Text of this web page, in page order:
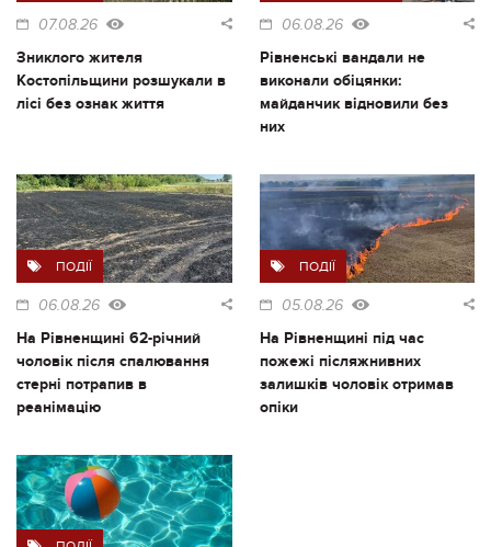
07.08.26
Зниклого жителя
Костопільщини розшукали в
лісі без ознак життя
06.08.26
Рівненські вандали не
виконали обіцянки:
майданчик відновили без
них
ПОДІЇ
06.08.26
На Рівненщині 62-річний
чоловік після спалювання
стерні потрапив в
реанімацію
ПОДІЇ
05.08.26
На Рівненщині під час
пожежі післяжнивних
залишків чоловік отримав
опіки